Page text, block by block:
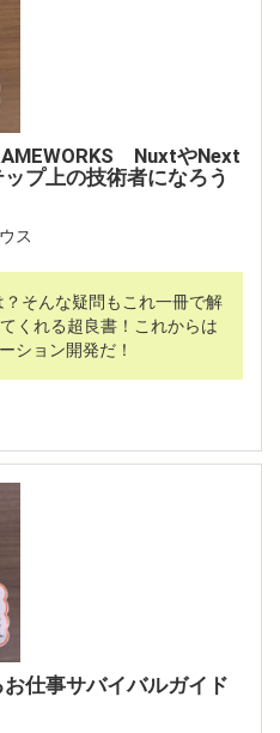
NuxtやNext
プ上の技術者になろう
ス
そんな疑問もこれ一冊で解
くれる超良書！これからは
ション開発だ！
仕事サバイバルガイド